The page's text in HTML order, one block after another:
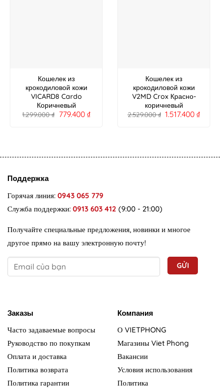
Кошелек из
крокодиловой кожи
VICARD8 Cardo
Коричневый
1.299.000₫ 779.400 ₫
Кошелек из
крокодиловой кожи
V2MD Crox Красно-
коричневый
2.529.000₫ 1.517.400₫
Поддержка
Горячая линия: 0943 065 779
Служба поддержки: 0913 603 412 (9:00 - 21:00)
Получайте специальные предложения, новинки и многое
другое прямо на вашу электронную почту!
Заказы
Часто задаваемые вопросы
Руководство по покупкам
Оплата и доставка
Политика возврата
Политика гарантии
Компания
О VIETPHONG
Магазины Viet Phong
Вакансии
Условия использования
Политика